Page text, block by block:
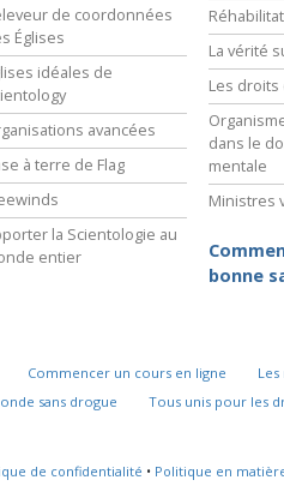
de coordonnées
Églises
idéales de
avancées
à terre de Flag
la Scientologie au
entier
La vérité
Les droits
dans le
mentale
Ministres
bonne
Commencer un cours en ligne
sans drogue
Tous unis pour les
de confidentialité • Politique en